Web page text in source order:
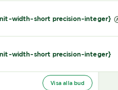
width-short precision-integer}
width-short precision-integer}
Visa alla bud